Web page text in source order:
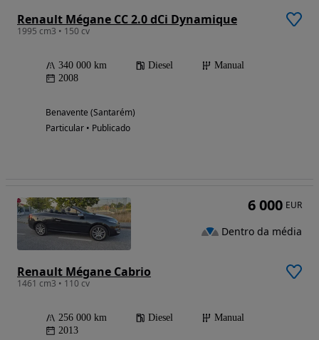
Renault Mégane CC 2.0 dCi Dynamique
1995 cm3 • 150 cv
340 000 km Diesel
Manual
2008
Benavente (Santarém)
Particular • Publicado
Renault Mégane Cabrio
1461 cm3 • 110 cv
256 000 km Diesel
Manual
2013
6 000 EUR
Dentro da média